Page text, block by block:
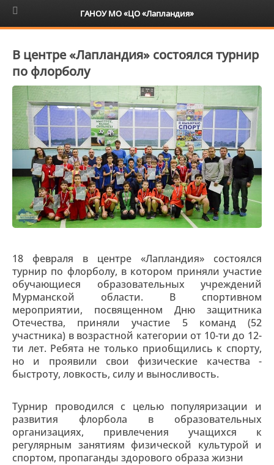
6+
В центре «Лапландия» состоялся турнир
по флорболу
18 февраля в центре «Лапландия» состоялся
турнир по флорболу, в котором приняли участие
обучающиеся образовательных учреждений
Мурманской области. В спортивном
мероприятии, посвященном Дню защитника
Отечества, приняли участие 5 команд (52
участника) в возрастной категории от 10-ти до 12-
ти лет. Ребята не только приобщились к спорту,
но и проявили свои физические качества -
быстроту, ловкость, силу и выносливость.
Турнир проводился с целью популяризации и
развития флорбола в образовательных
организациях, привлечения учащихся к
регулярным занятиям физической культурой и
спортом, пропаганды здорового образа жизни
ГАНОУ МО «ЦО «Лапландия»